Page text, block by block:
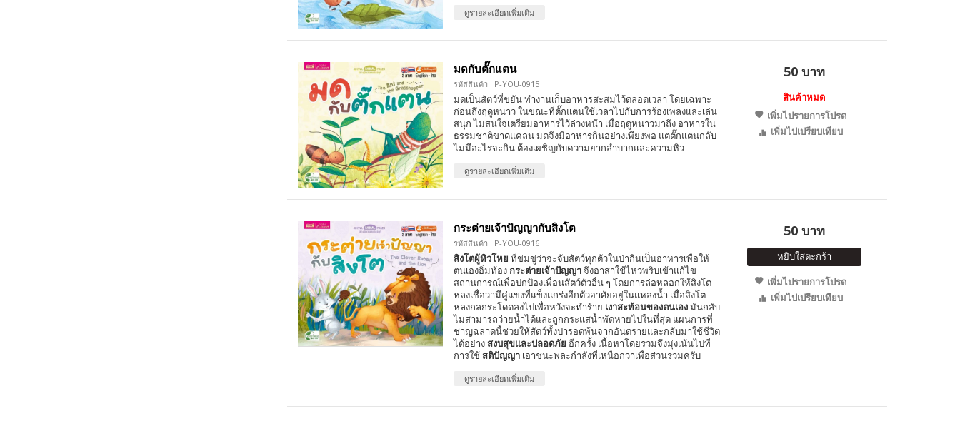
ดูรายละเอียดเพิ่มเติม
มดกับตั๊กแตน
รหัสสินค้า : P-YOU-0915
มดเป็นสัตว์ที่ขยัน ทำงานเก็บอาหารสะสมไว้ตลอดเวลา โดยเฉพาะ
ก่อนถึงฤดูหนาว ในขณะที่ตั๊กแตนใช้เวลาไปกับการร้องเพลงและเล่น
สนุก ไม่สนใจเตรียมอาหารไว้ล่วงหน้า เมื่อฤดูหนาวมาถึง อาหารใน
ธรรมชาติขาดแคลน มดจึงมีอาหารกินอย่างเพียงพอ แต่ตั๊กแตนกลับ
ไม่มีอะไรจะกิน ต้องเผชิญกับความยากลำบากและความหิว
ดูรายละเอียดเพิ่มเติม
50 บาท
สินค้าหมด
เพิ่มไปรายการโปรด
เพิ่มไปเปรียบเทียบ
กระต่ายเจ้าปัญญากับสิงโต
รหัสสินค้า : P-YOU-0916
สิงโตผู้หิวโหย ที่ข่มขู่ว่าจะจับสัตว์ทุกตัวในป่ากินเป็นอาหารเพื่อให้
ตนเองอิ่มท้องกระต่ายเจ้าปัญญาจึงอาสาใช้ไหวพริบเข้าแก้ไข
สถานการณ์เพื่อปกป้องเพื่อนสัตว์ตัวอื่น ๆ โดยการล่อหลอกให้สิงโต
หลงเชื่อว่ามีคู่แข่งที่แข็งแกร่งอีกตัวอาศัยอยู่ในแหล่งน้ำ เมื่อสิงโต
หลงกลกระโดดลงไปเพื่อหวังจะทำร้าย เงาสะท้อนของตนเองมันกลับ
ไม่สามารถว่ายน้ำได้และถูกกระแสน้ำพัดหายไปในที่สุด แผนการที่
ชาญฉลาดนี้ช่วยให้สัตว์ทั้งป่ารอดพ้นจากอันตรายและกลับมาใช้ชีวิต
ได้อย่างสงบสุขและปลอดภัย อีกครั้ง เนื้อหาโดยรวมจึงมุ่งเน้นไปที่
การใช้สติปัญญาเอาชนะพละกำลังที่เหนือกว่าเพื่อส่วนรวมครับ
ดูรายละเอียดเพิ่มเติม
50 บาท
หยิบใส่ตะกร้า
เพิ่มไปรายการโปรด
เพิ่มไปเปรียบเทียบ